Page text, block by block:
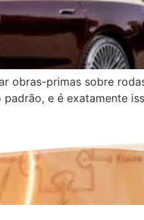
obras-primas sobre
e é exatamente